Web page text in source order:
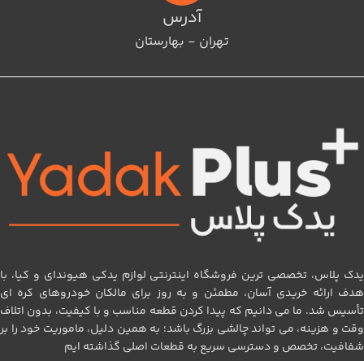
آدرس
تهران - بهارستان
یدک پلاس، تخصصی‌ ترین فروشگاه اینترنتی لوازم یدکی هیوندای و کیا، با
هدف ارائه خریدی آسان، مطمئن و به‌ روز برای مالکان خودروهای کره‌ ای
تأسیس شد. ما می‌ دانیم که پیدا کردن قطعه مناسب و با کیفیت، بدون اتلاف
وقت و هزینه، می‌ تواند چالشی بزرگ باشد؛ به همین دلیل، ماموریت خود را بر
شفافیت، تخصص و دسترسی سریع به قطعات اصلی گذاشته‌ ایم